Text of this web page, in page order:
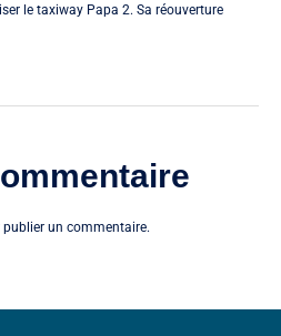
le taxiway Papa 2. Sa réouverture
publier un commentaire.